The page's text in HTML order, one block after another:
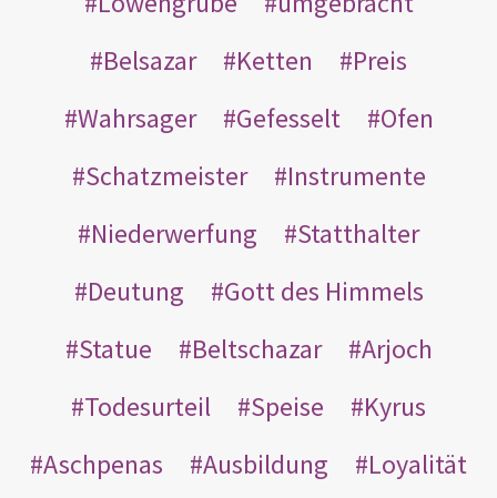
Belsazar
Ketten
Preis
Wahrsager
Gefesselt
Ofen
Schatzmeister
Instrumente
Niederwerfung
Statthalter
Deutung
Gott des Himmels
Statue
Beltschazar
Arjoch
Todesurteil
Speise
Kyrus
Aschpenas
Ausbildung
Loyalität